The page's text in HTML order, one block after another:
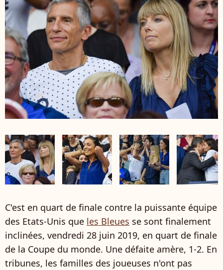
C'est en quart de finale contre la puissante équipe
des Etats-Unis que les Bleues se sont finalement
inclinées, vendredi 28 juin 2019, en quart de finale
de la Coupe du monde. Une défaite amère, 1-2. En
tribunes, les familles des joueuses n'ont pas